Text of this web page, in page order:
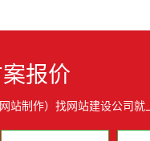
报价
制作）找网站建设公司就